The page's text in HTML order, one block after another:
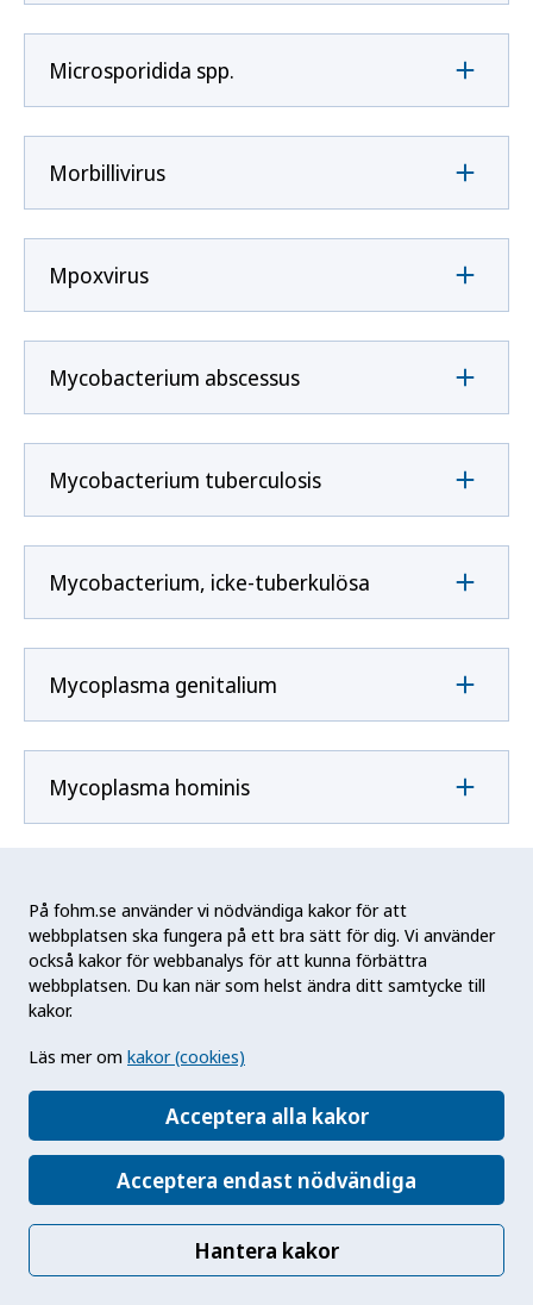
På fohm.se använder vi nödvändiga kakor för att
webbplatsen ska fungera på ett bra sätt för dig. Vi använder
också kakor för webbanalys för att kunna förbättra
webbplatsen. Du kan när som helst ändra ditt samtycke till
kakor.
Läs mer om kakor (cookies)
Acceptera alla kakor
Acceptera endast nödvändiga
Hantera kakor
Microsporidida spp.
Morbillivirus
Mpoxvirus
Mycobacterium abscessus
Mycobacterium tuberculosis
Mycobacterium, icke-tuberkulösa
Mycoplasma genitalium
Mycoplasma hominis
N
Neisseria gonorrhoeae
Neisseria meningitidis